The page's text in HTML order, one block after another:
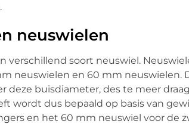
neuswielen
verschillend soort neuswiel.
neuswielen en 60 mm neuswielen.
deze buisdiameter, des te meer
wordt dus bepaald op basis van
en het 60 mm neuswiel voor de